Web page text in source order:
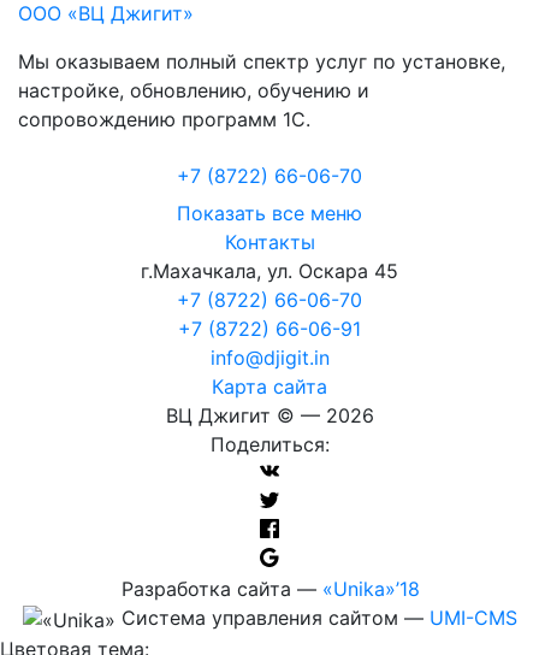
ООО «ВЦ Джигит»
Мы оказываем полный спектр услуг по установке,
настройке, обновлению, обучению и
сопровождению программ 1С.
+7 (8722) 66-06-70
Показать все меню
Контакты
г.Махачкала, ул. Оскара 45
+7 (8722) 66-06-70
+7 (8722) 66-06-91
info@djigit.in
Карта сайта
ВЦ Джигит © — 2026
Поделиться:
Разработка сайта — «Unika»’18
Система управления сайтом — UMI-CMS
Цветовая тема: